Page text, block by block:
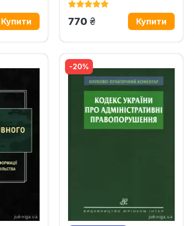
770 грн.
-20%